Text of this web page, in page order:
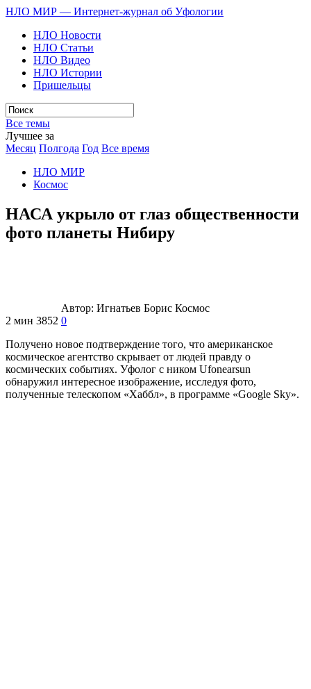
НЛО МИР — Интернет-журнал об Уфологии
НЛО Новости
НЛО Статьи
НЛО Видео
НЛО Истории
Пришельцы
Все темы
Лучшее за
Месяц Полгода Год Все время
НЛО МИР
Космос
НАСА укрыло от глаз общественности
фото планеты Нибиру
Автор: Игнатьев Борис Космос
2 мин 3852 0
Получено новое подтверждение того, что американское
космическое агентство скрывает от людей правду о
космических событиях. Уфолог с ником Ufonearsun
обнаружил интересное изображение, исследуя фото,
полученные телескопом «Хаббл», в программе «Google Sky».